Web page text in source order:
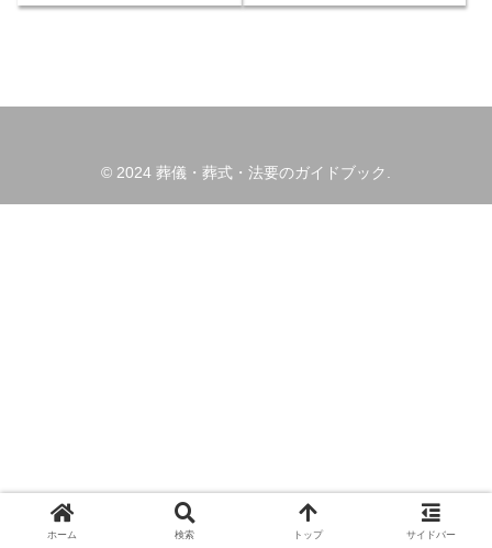
© 2024 葬儀・葬式・法要のガイドブック.
ホーム 検索 トップ サイドバー